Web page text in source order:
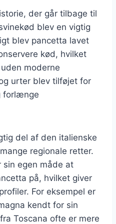
der går tilbage til
blev en vigtig
blev pancetta lavet
kød, hvilket
moderne
urter blev tilføjet for
forlænge
del af den italienske
regionale retter.
sin egen måde at
på, hvilket giver
For eksempel er
kendt for sin
Toscana ofte er mere